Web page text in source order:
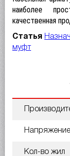
наиболее
качественная
Статья
муфт
Кол-во жил